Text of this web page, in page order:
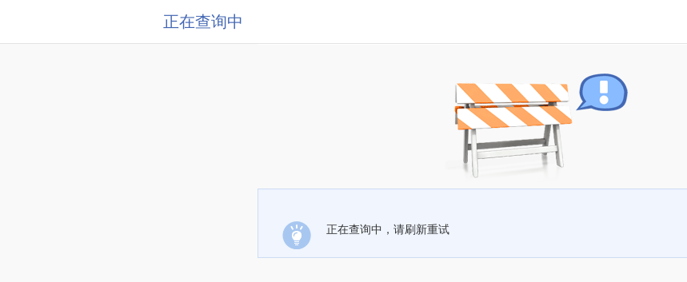
正在查询中
正在查询中，请刷新重试